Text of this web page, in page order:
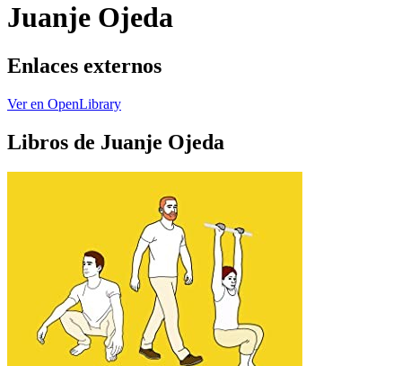
Juanje Ojeda
Enlaces externos
Ver en OpenLibrary
Libros de Juanje Ojeda